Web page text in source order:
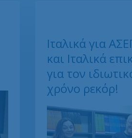
Ιταλικά για
και Ιταλικά
για τον
χρόνο ρεκόρ!